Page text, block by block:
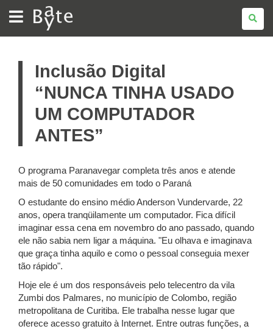
BATE
BYTE
Inclusão Digital
“NUNCA TINHA USADO
UM COMPUTADOR
ANTES”
O programa Paranavegar completa três anos e atende
mais de 50 comunidades em todo o Paraná
O estudante do ensino médio Anderson Vundervarde, 22
anos, opera tranqüilamente um computador. Fica difícil
imaginar essa cena em novembro do ano passado, quando
ele não sabia nem ligar a máquina. "Eu olhava e imaginava
que graça tinha aquilo e como o pessoal conseguia mexer
tão rápido".
Hoje ele é um dos responsáveis pelo telecentro da vila
Zumbi dos Palmares, no município de Colombo, região
metropolitana de Curitiba. Ele trabalha nesse lugar que
oferece acesso gratuito à Internet. Entre outras funções, a